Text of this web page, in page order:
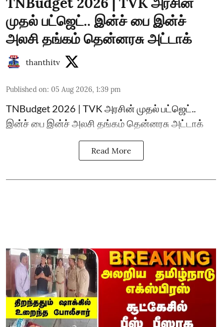
முதல் பட்ஜெட்.. இன்ச் பை இன்ச்
அலசி தங்கம் தென்னரசு அட்டாக்
thanthitv
Published on: 05 Aug 2026, 1:39 pm
TNBudget 2026 | TVK அரசின் முதல் பட்ஜெட்..
இன்ச் பை இன்ச் அலசி தங்கம் தென்னரசு அட்டாக்
Read More